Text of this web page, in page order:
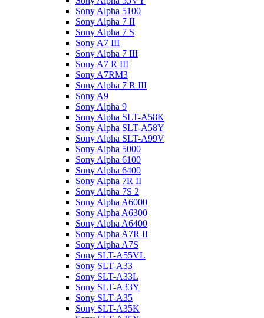
Sony Alpha 5100
Sony Alpha 7 II
Sony Alpha 7 S
Sony A7 III
Sony Alpha 7 III
Sony A7 R III
Sony A7RM3
Sony Alpha 7 R III
Sony A9
Sony Alpha 9
Sony Alpha SLT-A58K
Sony Alpha SLT-A58Y
Sony Alpha SLT-A99V
Sony Alpha 5000
Sony Alpha 6100
Sony Alpha 6400
Sony Alpha 7R II
Sony Alpha 7S 2
Sony Alpha A6000
Sony Alpha A6300
Sony Alpha A6400
Sony Alpha A7R II
Sony Alpha A7S
Sony SLT-A55VL
Sony SLT-A33
Sony SLT-A33L
Sony SLT-A33Y
Sony SLT-A35
Sony SLT-A35K